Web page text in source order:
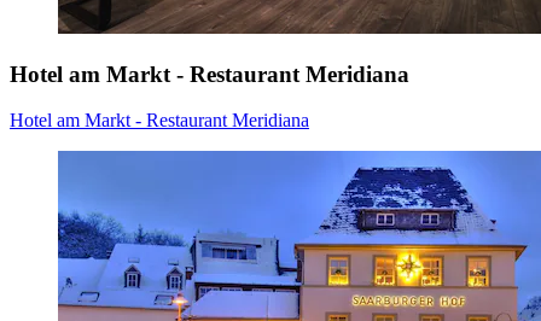
Hotel am Markt - Restaurant Meridiana
Hotel am Markt - Restaurant Meridiana